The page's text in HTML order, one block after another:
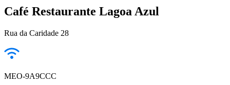
Café Restaurante Lagoa Azul
Rua da Caridade 28
MEO-9A9CCC